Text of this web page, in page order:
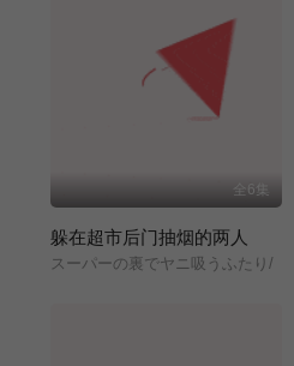
全6集
躲在超市后门抽烟的两人
スーパーの裏でヤニ吸うふたり/